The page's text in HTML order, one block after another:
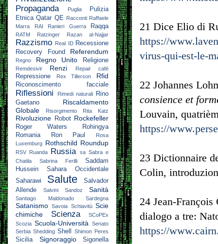
21 Dice Elio di
https://
virus-qui-est-le-
22 Johannes
consience et
Louvain,
https://
23 Dictionnaire
Colin,
24 Jean-
dialogo a tre:
https://
Propaganda
Puglia
Pulizia
Etnica Qatar QE Racconti Raffaele
Marra
RAI Ranieri Guerra Raqqa
RATM Ratzinger Razan al-Najjar
Razzismo Real ID Recessione
Recovery Found
Referendum
Regno Regno Unito Religione
Remdesivir Renzi Repair café
Repressione Rex Tillerson Rfid
Riconoscimento facciale
Riflessioni Rimedi naturali
Rino
Gaetano
Riscaldamento
Globale
Risorgimento Rita Katz
Rivoluzione Robot Rockefeller
Roger Waters
Rohingya
Romania
Ron Paul
Rosa
Luxemburg Rothschild Roundup
RSV Ruanda Russia sa Sabra e
Chatila
Sabrina Ferilli
Saddam
Hussein
Sahara Occidentale
Saharawi
Salute
Salvador
Allende
Salvini Sandoz Sanità
Santiago Maldonado Sardegna
Satanismo Savoia Schiavitù Scie
chimiche
Scienza
SCoPEx
Scozia Scuola-Università
Senato
Serbia Shedding Shell Shimon Peres
Sicilia Signoraggio
Sigonella